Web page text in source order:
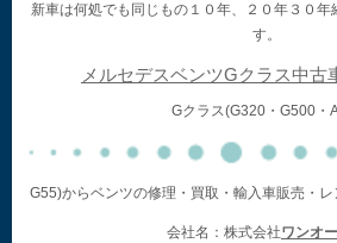
新車は何処でも同じもの１０年、２０年３０年
す。
メルセデスベンツGクラス中古
Gクラス(G320・G500・
G55)からベンツの修理・買取・輸入車販売・
会社名：株式会社ワンオ